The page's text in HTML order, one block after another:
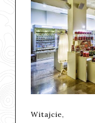
Witajcie,